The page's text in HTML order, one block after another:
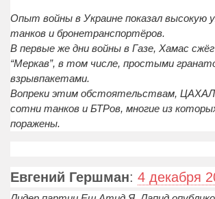
Опыт войны в Украине показал высокую
танков и бронетранспортёров.
В первые же дни войны в Газе, Хамас сжёг
“Меркав”, в том числе, простыми
взрывпакетами.
Вопреки этим обстоятельствам, ЦАХАЛ
сотни танков и БТРов, многие из
поражены.
Евгений Гершман: 4 декабря